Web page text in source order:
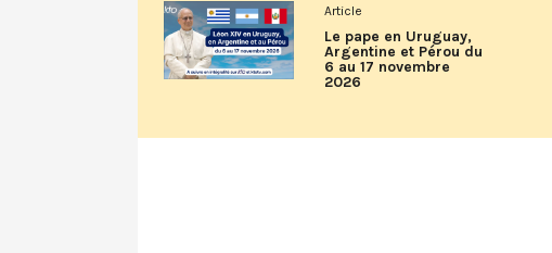
Article
Le pape en Uruguay,
Argentine et Pérou du
6 au 17 novembre
2026